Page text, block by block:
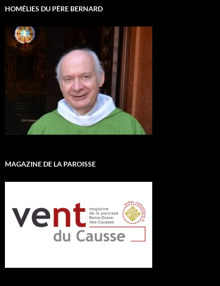
HOMÉLIES DU PÈRE BERNARD
MAGAZINE DE LA PAROISSE